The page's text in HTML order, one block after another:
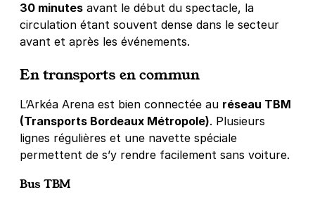
30 minutes avant le début du spectacle, la
circulation étant souvent dense dans le secteur
avant et après les événements.
En transports en commun
L’Arkéa Arena est bien connectée au réseau TBM
(Transports Bordeaux Métropole). Plusieurs
lignes régulières et une navette spéciale
permettent de s’y rendre facilement sans voiture.
Bus TBM